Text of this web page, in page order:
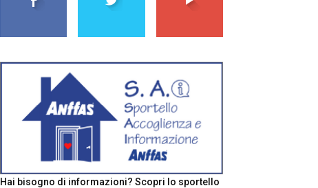
Hai bisogno di informazioni? Scopri lo sportello